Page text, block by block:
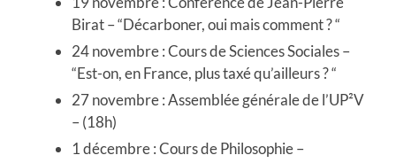
Birat – “Décarboner, oui mais comment ? “
24 novembre : Cours de Sciences Sociales –
“Est-on, en France, plus taxé qu’ailleurs ? “
27 novembre : Assemblée générale de l’UP²V
– (18h)
1 décembre : Cours de Philosophie –